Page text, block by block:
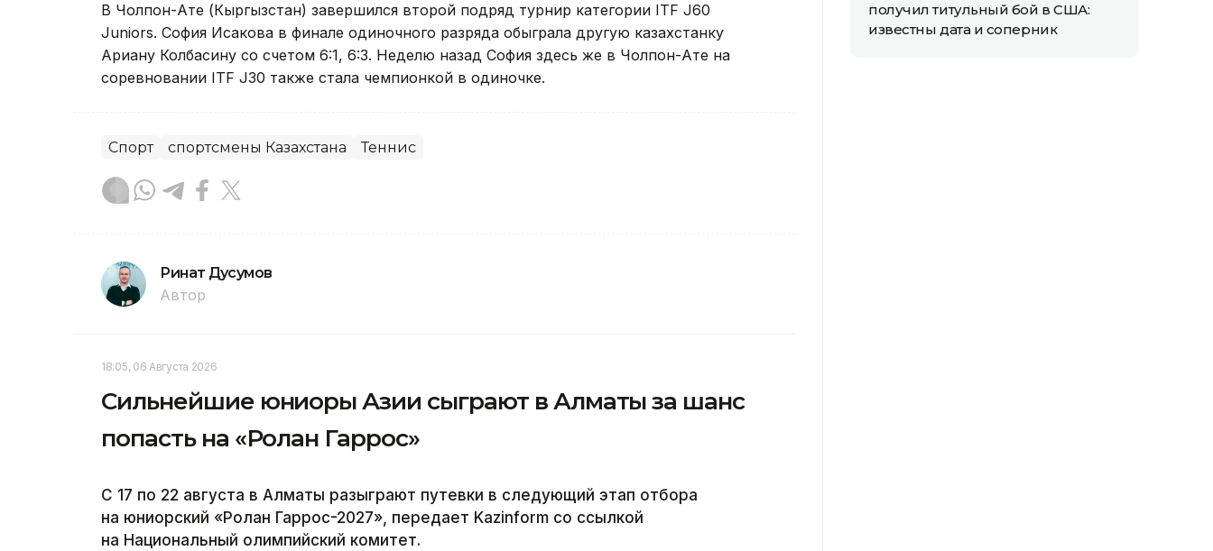
В Чолпон-Ате (Кыргызстан) завершился второй подряд турнир категории ITF J60
Juniors. София Исакова в финале одиночного разряда обыграла другую казахстанку
Ариану Колбасину со счетом 6:1, 6:3. Неделю назад София здесь же в Чолпон-Ате на
соревновании ITF J30 также стала чемпионкой в одиночке.
Спорт спортсмены Казахстана Теннис
Ринат Дусумов
Автор
18:05, 06 Августа 2026
Сильнейшие юниоры Азии сыграют в Алматы за шанс
попасть на «Ролан Гаррос»
С 17 по 22 августа в Алматы разыграют путевки в следующий этап отбора
на юниорский «Ролан Гаррос-2027», передает Kazinform со ссылкой
на Национальный олимпийский комитет.
получил титульный бой в США:
известны дата и соперник